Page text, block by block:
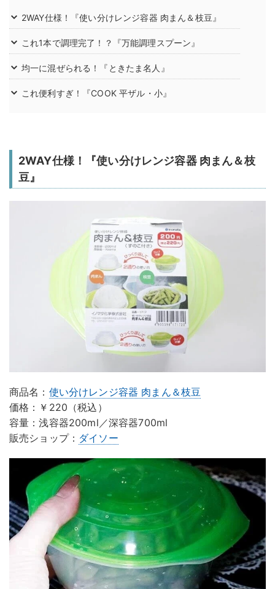
2WAY仕様！『使い分けレンジ容器 肉まん＆枝豆』
これ1本で調理完了！？『万能調理スプーン』
均一に混ぜられる！『ときたま名人』
これ便利すぎ！『COOK 平ザル・小』
2WAY仕様！『使い分けレンジ容器 肉まん＆枝
豆』
商品名： 使い分けレンジ容器 肉まん＆枝豆
価格：￥220（税込）
容量：浅容器200ml／深容器700ml
販売ショップ： ダイソー